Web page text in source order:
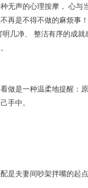
无声的心理按摩， 心与
再是不得不做的麻烦事
几净、 整洁有序的成就
做是一种温柔地提醒：
手中。
是夫妻间吵架拌嘴的起点